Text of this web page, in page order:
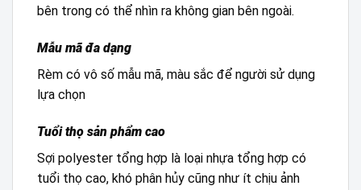
bên trong có thể nhìn ra không gian bên ngoài.
Mẫu mã đa dạng
Rèm có vô số mẫu mã, màu sắc để người sử dụng
lựa chọn
Tuổi thọ sản phẩm cao
Sợi polyester tổng hợp là loại nhựa tổng hợp có
tuổi thọ cao, khó phân hủy cũng như ít chịu ảnh